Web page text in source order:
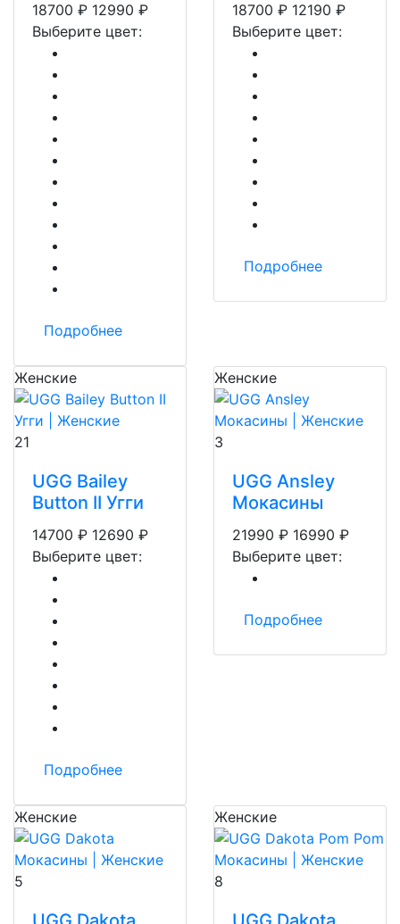
18700 ₽ 12990 ₽
Выберите цвет:
Подробнее
18700 ₽ 12190 ₽
Выберите цвет:
Подробнее
Женские
21
UGG Bailey
Button II Угги
14700 ₽ 12690 ₽
Выберите цвет:
Подробнее
Женские
3
UGG Ansley
Мокасины
21990 ₽ 16990 ₽
Выберите цвет:
Подробнее
Женские
5
Женские
8